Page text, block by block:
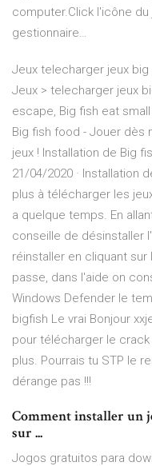
computer.Click l'icône
gestionnaire…
Jeux telecharger jeux
Jeux > telecharger jeux
escape, Big fish eat
Big fish food - Jouer dès
jeux ! Installation de Big
21/04/2020 · Installation
plus à télécharger les
a quelque temps. En
conseille de désinstaller
réinstaller en cliquant
passe, dans l'aide on
Windows Defender le
bigfish Le vrai Bonjour
pour télécharger le
plus. Pourrais tu STP le
dérange pas !!!
Comment installer un
sur ...
Jogos gratuitos para